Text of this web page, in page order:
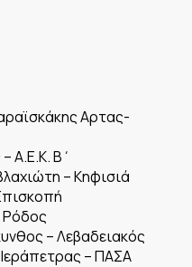
Αρτας-
Α.Ε.Κ. Β΄
– Κηφισιά
Ρόδος
– Λεβαδειακός
– ΠΑΣΑ